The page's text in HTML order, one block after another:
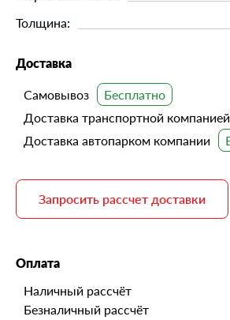
Толщина:
Доставка
Самовывоз
Доставка транспортной компанией
Доставка автопарком компании
Запросить рассчет доставки
Оплата
Наличный рассчёт
Безналичный рассчёт